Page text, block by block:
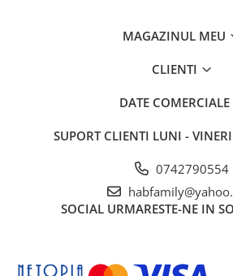
MAGAZINUL MEU
CLIENTI
DATE COMERCIALE
SUPORT CLIENTI LUNI -
0742790554
SOCIAL URMARESTE-NE IN